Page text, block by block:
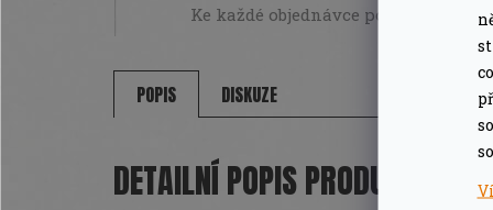
Ke každé objednávce poukázka na
POPIS DISKUZE
DETAILNÍ POPIS PRODUKTU